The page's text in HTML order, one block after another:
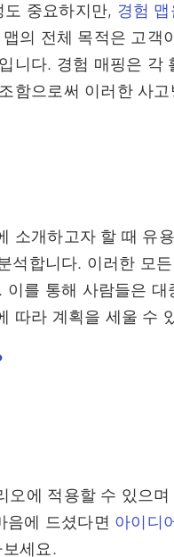
중요하지만, 경험 맵
의 전체 목적은 고객
니다. 경험 매핑은 각
함으로써 이러한 사
소개하고자 할 때 유
석합니다. 이러한 모
를 통해 사람들은 대
따라 계획을 세울 수
에 적용할 수 있으
음에 드셨다면 아이디
세요.